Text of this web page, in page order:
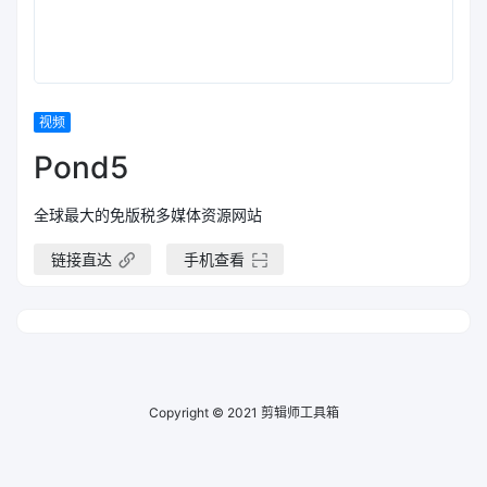
视频
Pond5
全球最大的免版税多媒体资源网站
链接直达 手机查看
Copyright © 2021 剪辑师工具箱